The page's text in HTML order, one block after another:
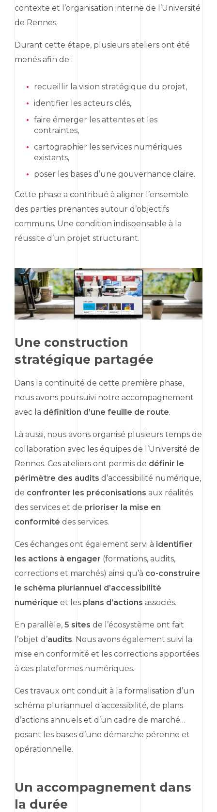
contexte et l’organisation interne de l’Université
de Rennes.
Durant cette étape, plusieurs ateliers ont été
menés afin de :
recueillir la vision stratégique du projet,
identifier les acteurs clés,
faire émerger les attentes et les
contraintes,
cartographier les services numériques
existants,
poser les bases d’une gouvernance claire.
Cette phase a contribué à aligner l’ensemble
des parties prenantes autour d’objectifs
communs. Une condition indispensable à la
réussite d’un projet structurant.
Une construction
stratégique partagée
Dans la continuité de cette première phase,
nous avons poursuivi notre accompagnement
avec la définition d’une feuille de route.
Là aussi, nous avons organisé plusieurs temps de
collaboration avec les équipes de l’Université de
Rennes. Ces ateliers ont permis de définir le
périmètre des audits d’accessibilité numérique,
de confronter les préconisations aux réalités
des services et de prioriser la mise en
conformité des services.
Ces échanges ont également servi à identifier
les actions à engager (formations, audits,
corrections et marchés) ainsi qu’à co-construire
le schéma pluriannuel d’accessibilité
numérique et les plans d’actions associés.
En parallèle, 5 sites de l’écosystème ont fait
l’objet d’audits. Nous avons également suivi la
mise en conformité et les corrections apportées
à ces plateformes numériques.
Ces travaux ont conduit à la formalisation d’un
schéma pluriannuel d’accessibilité, de plans
d’actions annuels et d’un cadre de marché…
posant les bases d’une démarche pérenne et
opérationnelle.
Un accompagnement dans
la durée